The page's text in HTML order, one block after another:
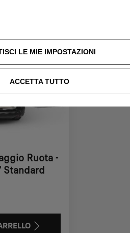
Ruota -
Standard
LE MIE IMPOSTAZIONI
ACCETTA TUTTO